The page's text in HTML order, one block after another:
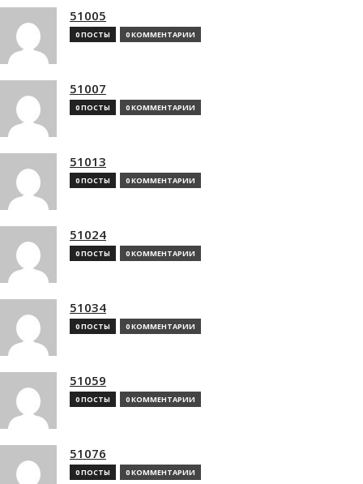
51005
0 ПОСТЫ 0 КОММЕНТАРИИ
51007
0 ПОСТЫ 0 КОММЕНТАРИИ
51013
0 ПОСТЫ 0 КОММЕНТАРИИ
51024
0 ПОСТЫ 0 КОММЕНТАРИИ
51034
0 ПОСТЫ 0 КОММЕНТАРИИ
51059
0 ПОСТЫ 0 КОММЕНТАРИИ
51076
0 ПОСТЫ 0 КОММЕНТАРИИ